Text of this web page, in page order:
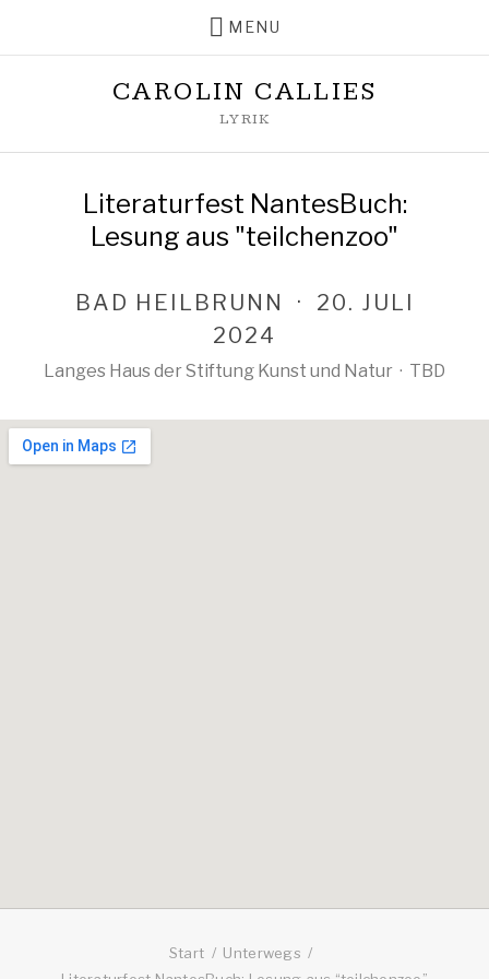
MENU
CAROLIN CALLIES
LYRIK
Literaturfest NantesBuch:
Lesung aus "teilchenzoo"
BAD HEILBRUNN ·
20. JULI
2024
Langes Haus der Stiftung Kunst und Natur · TBD
Start
Unterwegs